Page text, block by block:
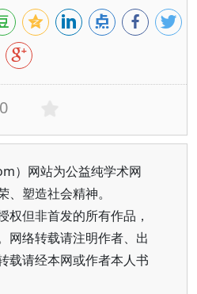
0
）网站为公益纯学术网
塑造社会精神。
权但非首发的所有作品，
网络转载请注明作者、出
载请经本网或作者本人书